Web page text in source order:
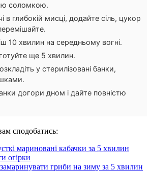
соломкою.
в глибокій мисці, додайте сіль, цукор
10 хвилин на середньому вогні.
ще 5 хвилин.
у стерилізовані банки,
догори дном і дайте повністю
сподобатись:
мариновані кабачки за 5 хвилин
огірки
гриби на зиму за 5 хвилин